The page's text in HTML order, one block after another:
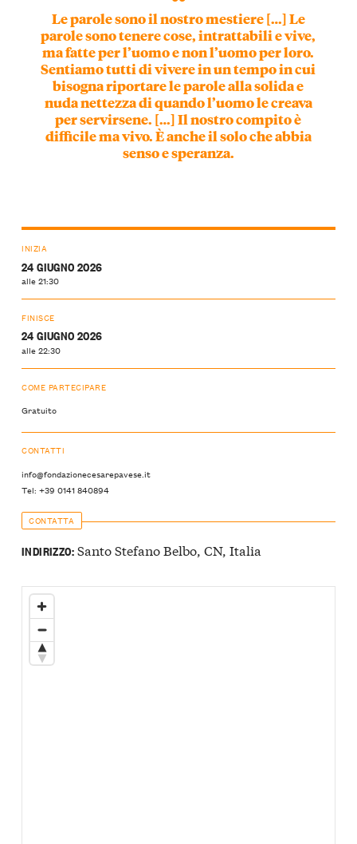
Le parole sono il nostro mestiere […] Le
parole sono tenere cose, intrattabili e vive,
ma fatte per l’uomo e non l’uomo per loro.
Sentiamo tutti di vivere in un tempo in cui
bisogna riportare le parole alla solida e
nuda nettezza di quando l’uomo le creava
per servirsene. […] Il nostro compito è
difficile ma vivo. È anche il solo che abbia
senso e speranza.
INIZIA
24 GIUGNO 2026
alle 21:30
FINISCE
24 GIUGNO 2026
alle 22:30
COME PARTECIPARE
Gratuito
CONTATTI
info@fondazionecesarepavese.it
Tel: +39 0141 840894
CONTATTA
INDIRIZZO:Santo Stefano Belbo, CN, Italia